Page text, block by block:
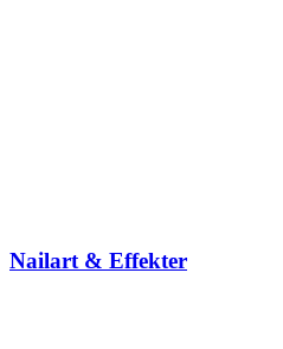
Nailart & Effekter